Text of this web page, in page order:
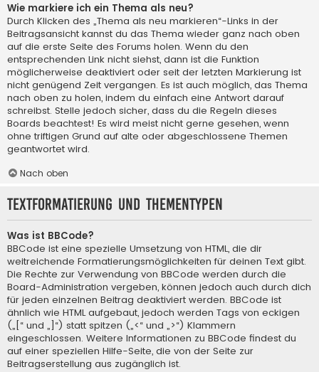
Wie markiere ich ein Thema als neu?
Durch Klicken des „Thema als neu markieren“-Links in der
Beitragsansicht kannst du das Thema wieder ganz nach oben
auf die erste Seite des Forums holen. Wenn du den
entsprechenden Link nicht siehst, dann ist die Funktion
möglicherweise deaktiviert oder seit der letzten Markierung ist
nicht genügend Zeit vergangen. Es ist auch möglich, das Thema
nach oben zu holen, indem du einfach eine Antwort darauf
schreibst. Stelle jedoch sicher, dass du die Regeln dieses
Boards beachtest! Es wird meist nicht gerne gesehen, wenn
ohne triftigen Grund auf alte oder abgeschlossene Themen
geantwortet wird.
Nach oben
Textformatierung und Thementypen
Was ist BBCode?
BBCode ist eine spezielle Umsetzung von HTML, die dir
weitreichende Formatierungsmöglichkeiten für deinen Text gibt.
Die Rechte zur Verwendung von BBCode werden durch die
Board-Administration vergeben, können jedoch auch durch dich
für jeden einzelnen Beitrag deaktiviert werden. BBCode ist
ähnlich wie HTML aufgebaut, jedoch werden Tags von eckigen
(„[“ und „]“) statt spitzen („<“ und „>“) Klammern
eingeschlossen. Weitere Informationen zu BBCode findest du
auf einer speziellen Hilfe-Seite, die von der Seite zur
Beitragserstellung aus zugänglich ist.